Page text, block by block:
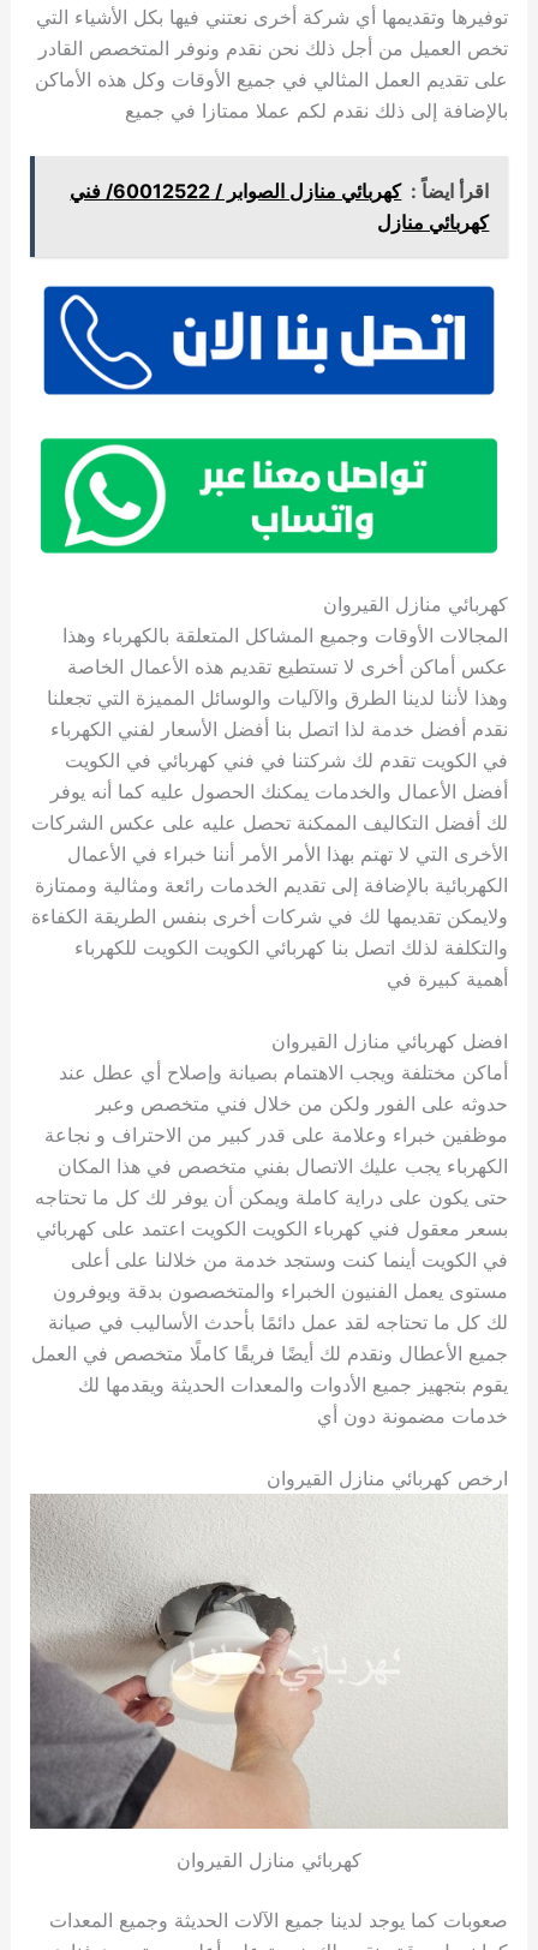
توفيرها وتقديمها أي شركة أخرى نعتني فيها بكل الأشياء التي
تخص العميل من أجل ذلك نحن نقدم ونوفر المتخصص القادر
على تقديم العمل المثالي في جميع الأوقات وكل هذه الأماكن
بالإضافة إلى ذلك نقدم لكم عملا ممتازا في جميع
اقرأ ايضاً :
كهربائي منازل الصوابر / 60012522/ فني
كهربائي منازل
كهربائي منازل القيروان
المجالات الأوقات وجميع المشاكل المتعلقة بالكهرباء وهذا
عكس أماكن أخرى لا تستطيع تقديم هذه الأعمال الخاصة
وهذا لأننا لدينا الطرق والآليات والوسائل المميزة التي تجعلنا
نقدم أفضل خدمة لذا اتصل بنا أفضل الأسعار لفني الكهرباء
في الكويت تقدم لك شركتنا في فني كهربائي في الكويت
أفضل الأعمال والخدمات يمكنك الحصول عليه كما أنه يوفر
لك أفضل التكاليف الممكنة تحصل عليه على عكس الشركات
الأخرى التي لا تهتم بهذا الأمر الأمر أننا خبراء في الأعمال
الكهربائية بالإضافة إلى تقديم الخدمات رائعة ومثالية وممتازة
ولايمكن تقديمها لك في شركات أخرى بنفس الطريقة الكفاءة
والتكلفة لذلك اتصل بنا كهربائي الكويت الكويت للكهرباء
أهمية كبيرة في
افضل كهربائي منازل القيروان
أماكن مختلفة ويجب الاهتمام بصيانة وإصلاح أي عطل عند
حدوثه على الفور ولكن من خلال فني متخصص وعبر
موظفين خبراء وعلامة على قدر كبير من الاحتراف و نجاعة
الكهرباء يجب عليك الاتصال بفني متخصص في هذا المكان
حتى يكون على دراية كاملة ويمكن أن يوفر لك كل ما تحتاجه
بسعر معقول فني كهرباء الكويت الكويت اعتمد على كهربائي
في الكويت أينما كنت وستجد خدمة من خلالنا على أعلى
مستوى يعمل الفنيون الخبراء والمتخصصون بدقة ويوفرون
لك كل ما تحتاجه لقد عمل دائمًا بأحدث الأساليب في صيانة
جميع الأعطال ونقدم لك أيضًا فريقًا كاملًا متخصص في العمل
يقوم بتجهيز جميع الأدوات والمعدات الحديثة ويقدمها لك
خدمات مضمونة دون أي
ارخص كهربائي منازل القيروان
كهربائي منازل القيروان
صعوبات كما يوجد لدينا جميع الآلات الحديثة وجميع المعدات